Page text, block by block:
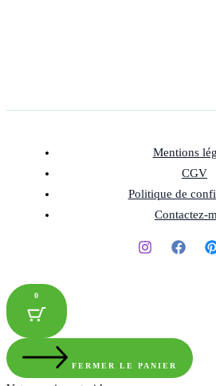
Mentions
CGV
Politique de
Contactez-
0
FERMER LE PANIER